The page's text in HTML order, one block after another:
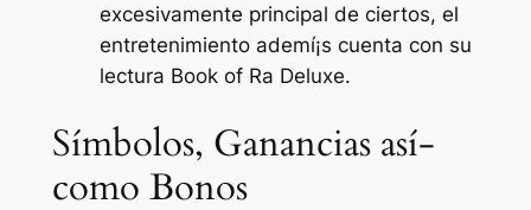
excesivamente principal de ciertos, el
entretenimiento ademí¡s cuenta con su
lectura Book of Ra Deluxe.
Símbolos, Ganancias así­
como Bonos